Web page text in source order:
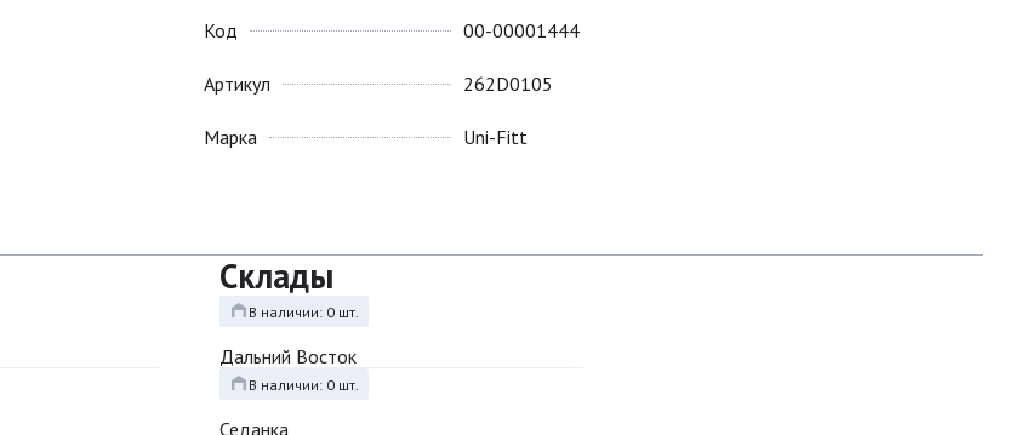
Код
Артикул
Марка
00-00001444
262D0105
Uni-Fitt
Склады
В наличии: 0 шт.
Дальний Восток
В наличии: 0 шт.
Седанка